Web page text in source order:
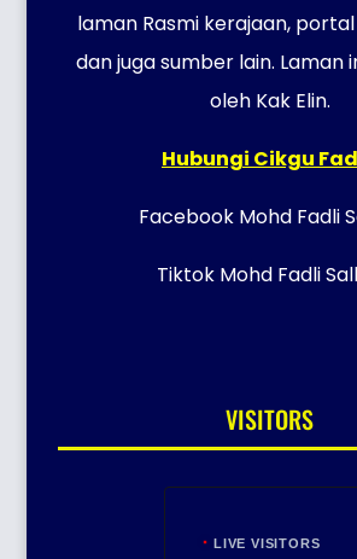
laman Rasmi kerajaan,
dan juga sumber lain. Laman
oleh Kak Elin.
Hubungi Cikgu
Facebook Mohd Fadli
Tiktok Mohd Fadli
VISITORS
LIVE VISITORS